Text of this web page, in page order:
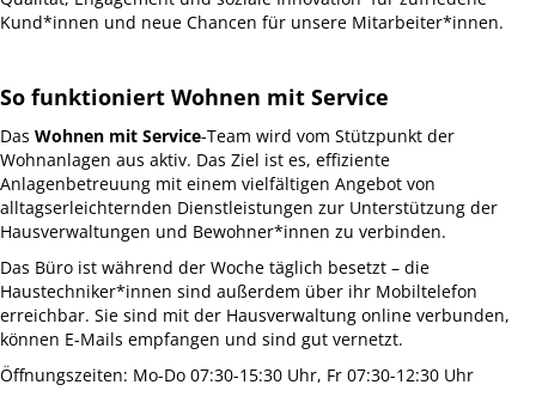
Kund*innen und neue Chancen für unsere Mitarbeiter*innen.
So funktioniert Wohnen mit Service
Das Wohnen mit Service-Team wird vom Stützpunkt der
Wohnanlagen aus aktiv. Das Ziel ist es, effiziente
Anlagenbetreuung mit einem vielfältigen Angebot von
alltagserleichternden Dienstleistungen zur Unterstützung der
Hausverwaltungen und Bewohner*innen zu verbinden.
Das Büro ist während der Woche täglich besetzt – die
Haustechniker*innen sind außerdem über ihr Mobiltelefon
erreichbar. Sie sind mit der Hausverwaltung online verbunden,
können E‑Mails empfangen und sind gut vernetzt.
Öffnungszeiten: Mo-Do 07:30-15:30 Uhr, Fr 07:30-12:30 Uhr